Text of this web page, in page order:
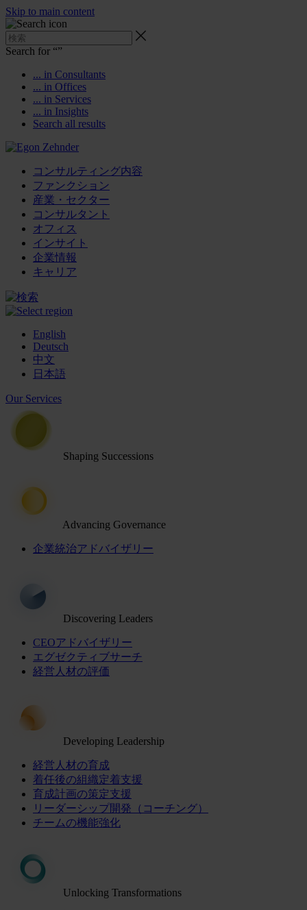
Skip to main content
Search for “”
... in Consultants
... in Offices
... in Services
... in Insights
Search all results
コンサルティング内容
ファンクション
産業・セクター
コンサルタント
オフィス
インサイト
企業情報
キャリア
English
Deutsch
中文
日本語
Our Services
Shaping Successions
Advancing Governance
企業統治アドバイザリー
Discovering Leaders
CEOアドバイザリー
エグゼクティブサーチ
経営人材の評価
Developing Leadership
経営人材の育成
着任後の組織定着支援
育成計画の策定支援
リーダーシップ開発（コーチング）
チームの機能強化
Unlocking Transformations